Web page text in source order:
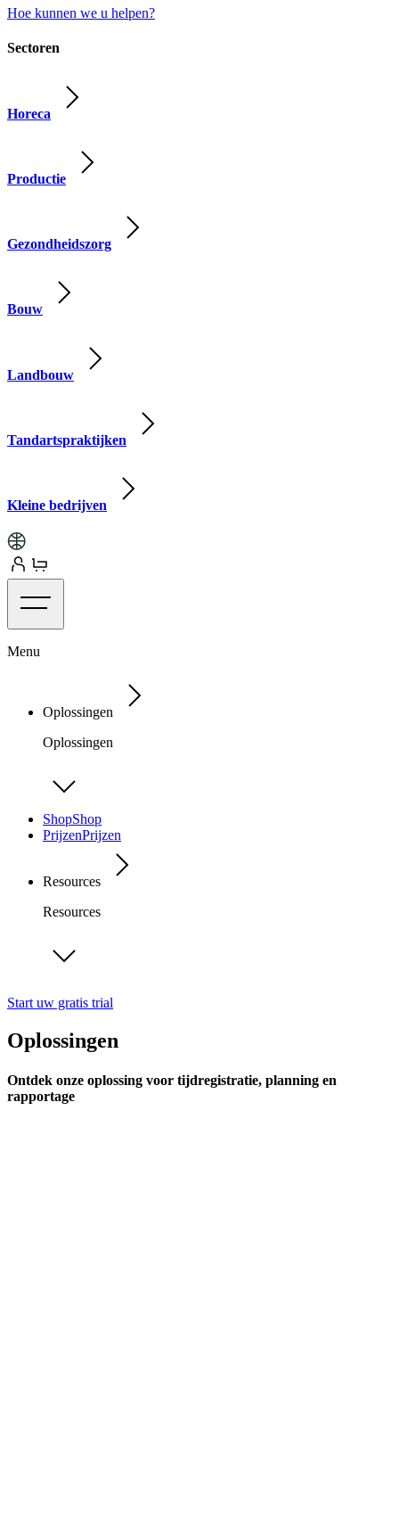
Hoe kunnen we u helpen?
Sectoren
Horeca
Productie
Gezondheidszorg
Bouw
Landbouw
Tandartspraktijken
Kleine bedrijven
Menu
Oplossingen
Oplossingen
ShopShop
PrijzenPrijzen
Resources
Resources
Start uw gratis trial
Oplossingen
Ontdek onze oplossing voor tijdregistratie, planning en
rapportage